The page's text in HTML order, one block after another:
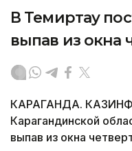
В Темиртау
выпав из окна
КАРАГАНДА.
Карагандинской
выпав из окна